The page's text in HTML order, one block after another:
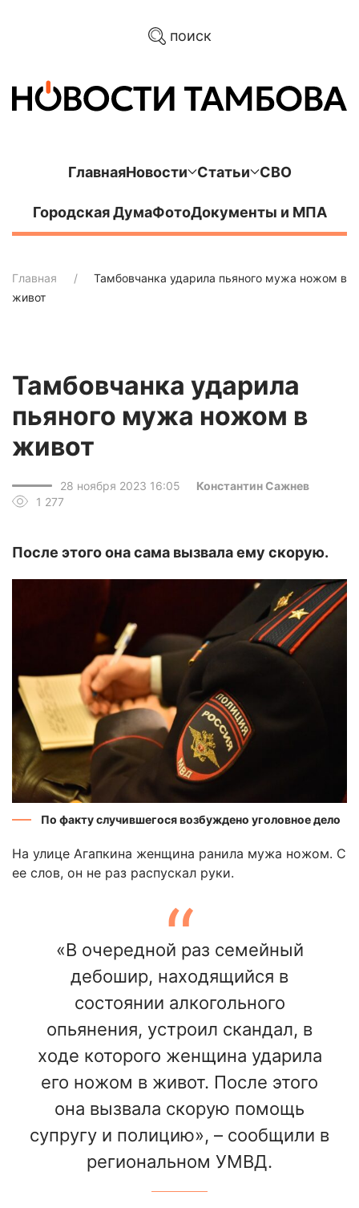
поиск
ГлавнаяНовости Статьи СВО
Городская ДумаФотоДокументы и МПА
Главная
Тамбовчанка ударила пьяного мужа ножом в
живот
Тамбовчанка ударила
пьяного мужа ножом в
живот
28 ноября 2023 16:05
Константин Сажнев
1 277
После этого она сама вызвала ему скорую.
По факту случившегося возбуждено уголовное дело
На улице Агапкина женщина ранила мужа ножом. С
ее слов, он не раз распускал руки.
«В очередной раз семейный
дебошир, находящийся в
состоянии алкогольного
опьянения, устроил скандал, в
ходе которого женщина ударила
его ножом в живот. После этого
она вызвала скорую помощь
супругу и полицию», – сообщили в
региональном УМВД.